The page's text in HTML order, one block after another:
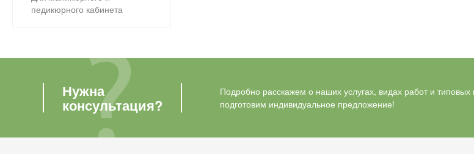
педикюрного кабинета
Нужна
консультация?
Подробно расскажем о наших услугах, видах работ и типовых
подготовим индивидуальное предложение!